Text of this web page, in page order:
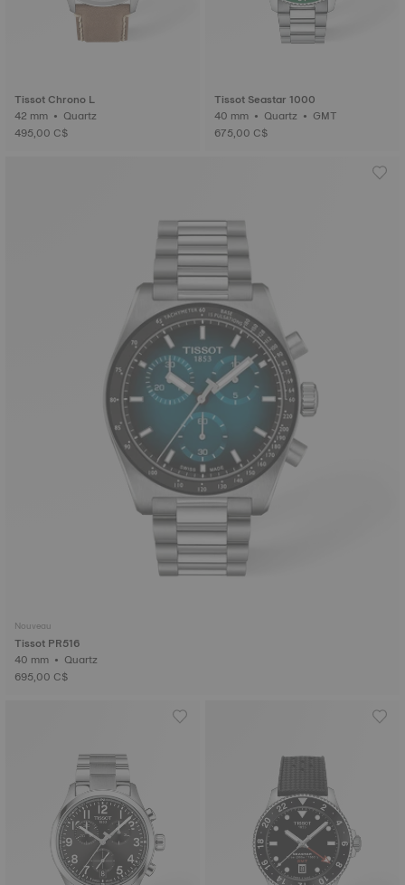
Tissot Chrono L
42 mm • Quartz
495,00 C$
Tissot Seastar 1000
40 mm • Quartz • GMT
675,00 C$
Nouveau
Tissot PR516
40 mm • Quartz
695,00 C$